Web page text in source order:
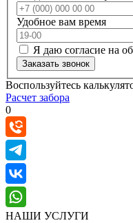
Удобное вам время
Я даю согласие на
Заказать звонок
Воспользуйтесь
Расчет забора
0
НАШИ УСЛУГИ